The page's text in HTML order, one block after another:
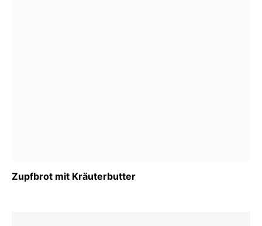
Zupfbrot mit Kräuterbutter